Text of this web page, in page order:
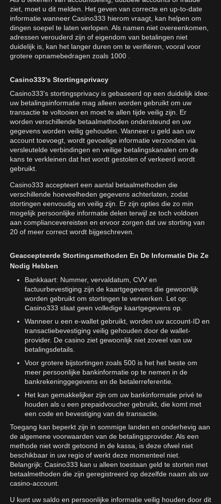
ziet, moet u dit melden. Het geven van correcte en up-to-date
informatie wanneer Casino333 hierom vraagt, kan helpen om
dingen soepel te laten verlopen. Als namen niet overeenkomen,
adressen verouderd zijn of eigendom van betalingen niet
duidelijk is, kan het langer duren om te verifiëren, vooral voor
grotere opnamebedragen zoals 1000 .
Casino333's Stortingsprivacy
Casino333's stortingsprivacy is gebaseerd op een duidelijk idee:
uw betalingsinformatie mag alleen worden gebruikt om uw
transactie te voltooien en moet te allen tijde veilig zijn. Er
worden verschillende betaalmethoden ondersteund en uw
gegevens worden veilig gehouden. Wanneer u geld aan uw
account toevoegt, wordt gevoelige informatie verzonden via
versleutelde verbindingen en veilige betalingskanalen om de
kans te verkleinen dat het wordt gestolen of verkeerd wordt
gebruikt.
Casino333 accepteert een aantal betaalmethoden die
verschillende hoeveelheden gegevens achterlaten, zodat
stortingen eenvoudig en veilig zijn. Er zijn opties die zo min
mogelijk persoonlijke informatie delen terwijl ze toch voldoen
aan compliancevereisten en ervoor zorgen dat uw storting van
20 of meer correct wordt bijgeschreven.
Geaccepteerde Stortingsmethoden En De Informatie Die Ze
Nodig Hebben
Bankkaart: Nummer, vervaldatum, CVV en
factuurbevestiging zijn de kaartgegevens die gewoonlijk
worden gebruikt om stortingen te verwerken. Let op:
Casino333 slaat geen volledige kaartgegevens op.
Wanneer u een e-wallet gebruikt, worden uw account-ID en
transactiebevestiging veilig gehouden door de wallet-
provider. De casino ziet gewoonlijk niet zoveel van uw
betalingsdetails.
Voor grotere bijstortingen zoals 500 is het het beste om
meer persoonlijke bankinformatie op te nemen in de
bankrekeninggegevens en de betalerreferentie.
Het kan gemakkelijker zijn om uw bankinformatie privé te
houden als u een prepaidvoucher gebruikt, die komt met
een code en bevestiging van de transactie.
Toegang kan beperkt zijn in sommige landen en onderhevig aan
de algemene voorwaarden van de betalingsprovider. Als een
methode niet wordt getoond in de kassa, is deze ofwel niet
beschikbaar in uw regio of werkt deze momenteel niet.
Belangrijk: Casino333 kan u alleen toestaan geld te storten met
betaalmethoden die zijn geregistreerd op dezelfde naam als uw
casino-account.
U kunt uw saldo en persoonlijke informatie veilig houden door dit